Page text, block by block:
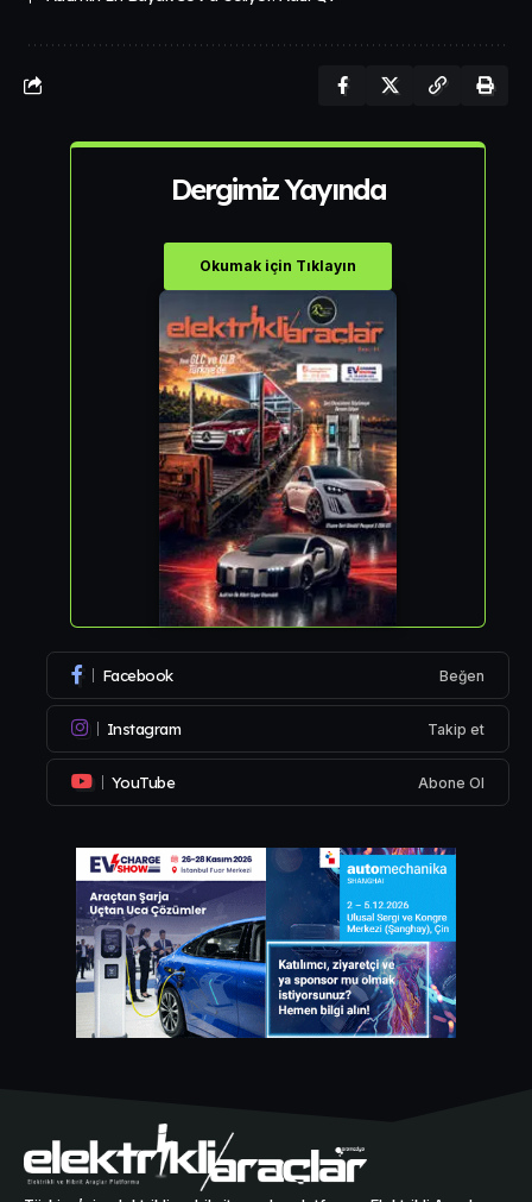
Dergimiz Yayında
Okumak için Tıklayın
Facebook Beğen
Instagram Takip et
YouTube Abone Ol